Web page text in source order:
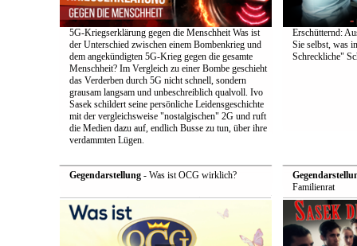
5G-Kriegserklärung gegen die Menschheit Was ist
der Unterschied zwischen einem Bombenkrieg und
dem angekündigten 5G-Krieg gegen die gesamte
Menschheit? Im Vergleich zu einer Bombe geschieht
das Verderben durch 5G nicht schnell, sondern
grausam langsam und unbeschreiblich qualvoll. Ivo
Sasek schildert seine persönliche Leidensgeschichte
mit der vergleichsweise "nostalgischen" 2G und ruft
die Medien dazu auf, endlich Busse zu tun, über ihre
verdammten Lügen.
Erschütternd:
Sie selbst, was
Schreckliche"
Gegendarstellung- Was ist OCG wirklich?
Familienrat